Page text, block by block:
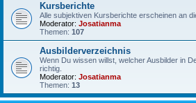
Kursberichte
Alle subjektiven Kursberichte erscheinen an
Moderator: Josatianma
Themen: 107
Ausbilderverzeichnis
Wenn Du wissen willst, welcher Ausbilder in
richtig.
Moderator: Josatianma
Themen: 13